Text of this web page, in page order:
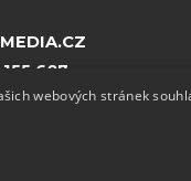
687
webových stránek